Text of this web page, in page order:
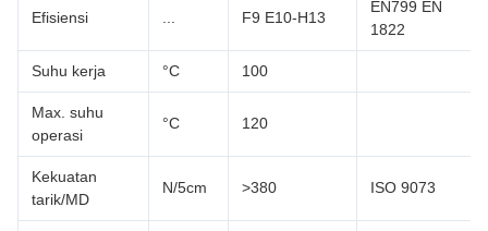
Efisiensi F9 E10-H13
EN799 EN
1822
Suhu kerja °C 100
Max. suhu
operasi
°C 120
Kekuatan
tarik/MD
N/5cm >380 ISO 9073